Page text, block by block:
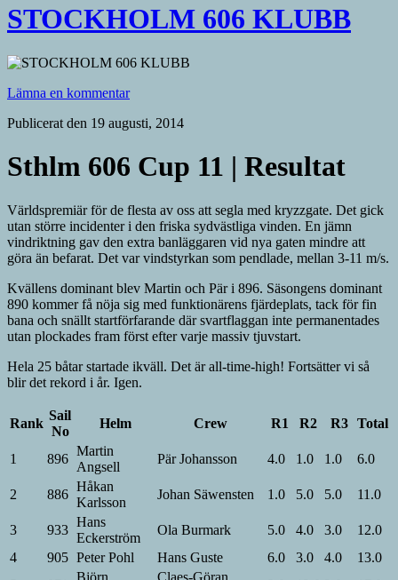
STOCKHOLM 606 KLUBB
Lämna en kommentar
Publicerat den 19 augusti, 2014
Sthlm 606 Cup 11 | Resultat
Världspremiär för de flesta av oss att segla med kryzzgate. Det gick
utan större incidenter i den friska sydvästliga vinden. En jämn
vindriktning gav den extra banläggaren vid nya gaten mindre att
göra än befarat. Det var vindstyrkan som pendlade, mellan 3-11 m/s.
Kvällens dominant blev Martin och Pär i 896. Säsongens dominant
890 kommer få nöja sig med funktionärens fjärdeplats, tack för fin
bana och snällt startförfarande där svartflaggan inte permanentades
utan plockades fram först efter varje massiv tjuvstart.
Hela 25 båtar startade ikväll. Det är all-time-high! Fortsätter vi så
blir det rekord i år. Igen.
Rank
Sail
No
Helm Crew R1 R2 R3 Total
1 896
Martin
Angsell
Pär Johansson 4.0 1.0 1.0 6.0
2 886
Håkan
Karlsson
Johan Säwensten 1.0 5.0 5.0 11.0
3 933
Hans
Eckerström
Ola Burmark 5.0 4.0 3.0
12.0
4
905 Peter Pohl Hans Guste 6.0 3.0 4.0
13.0
Björn
Claes-Göran